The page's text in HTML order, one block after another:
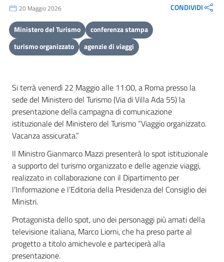
20 Maggio 2026 CONDIVIDI
Ministero del Turismo
conferenza stampa
turismo organizzato
agenzie di viaggi
Si terrà venerdì 22 Maggio alle 11:00, a Roma presso la
sede del Ministero del Turismo (Via di Villa Ada 55) la
presentazione della campagna di comunicazione
istituzionale del Ministero del Turismo “Viaggio organizzato.
Vacanza assicurata.”
Il Ministro Gianmarco Mazzi presenterà lo spot istituzionale
a supporto del turismo organizzato e delle agenzie viaggi,
realizzato in collaborazione con il Dipartimento per
l’Informazione e l’Editoria della Presidenza del Consiglio dei
Ministri.
Protagonista dello spot, uno dei personaggi più amati della
televisione italiana, Marco Liorni, che ha preso parte al
progetto a titolo amichevole e parteciperà alla
presentazione.